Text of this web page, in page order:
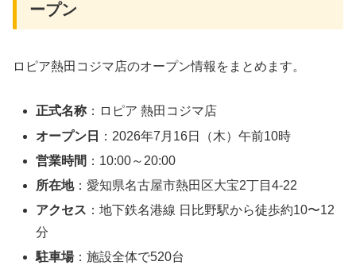
ープン
ロピア熱田コジマ店のオープン情報をまとめます。
正式名称 ：ロピア 熱田コジマ店
オープン日
：2026年7月16日（木）午前10時
営業時間 ：10:00～20:00
所在地：愛知県名古屋市熱田区大宝2丁目4-22
アクセス ：地下鉄名港線 日比野駅から徒歩約10〜12
分
駐車場：施設全体で520台